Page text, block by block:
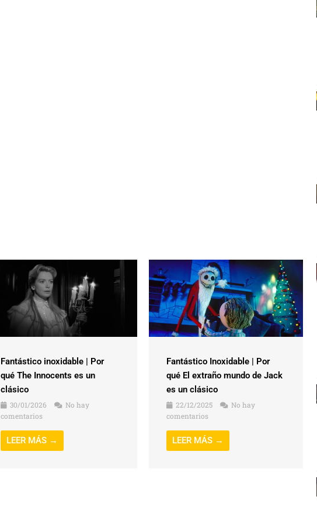
Fantástico inoxidable | Por
qué The Innocents es un
clásico
30/01/2026
No hay
comentarios
LEER MÁS →
Fantástico Inoxidable | Por
qué El extraño mundo de Jack
es un clásico
22/12/2025
No hay
comentarios
LEER MÁS →